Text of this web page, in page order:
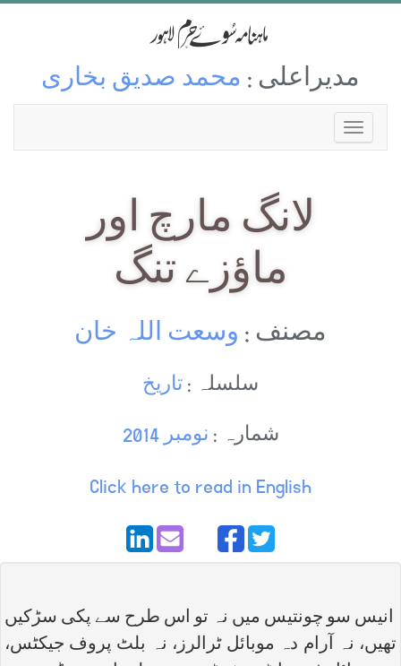
مدیراعلی : محمد صدیق بخاری
لانگ مارچ اور
ماؤزے تنگ
مصنف : وسعت اللہ خان
سلسلہ :تاریخ
شمارہ : نومبر 2014
Click here to read in English
انیس سو چونتیس میں نہ تو اس طرح سے پکی سڑکیں
تھیں، نہ آرام دہ موبائل ٹرالرز، نہ بلٹ پروف جیکٹس،